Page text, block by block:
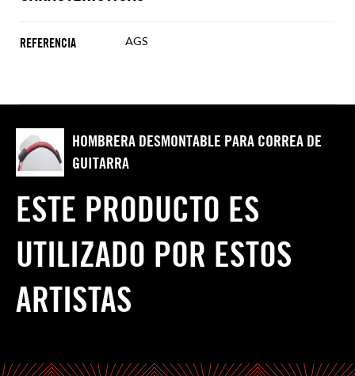
REFERENCIA AGS
HOMBRERA DESMONTABLE PARA CORREA DE
GUITARRA
ESTE PRODUCTO ES
UTILIZADO POR ESTOS
ARTISTAS